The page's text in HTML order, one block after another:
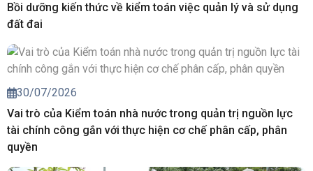
Bồi dưỡng kiến thức về kiểm toán việc quản lý và sử dụng
đất đai
30/07/2026
Vai trò của Kiểm toán nhà nước trong quản trị nguồn lực
tài chính công gắn với thực hiện cơ chế phân cấp, phân
quyền